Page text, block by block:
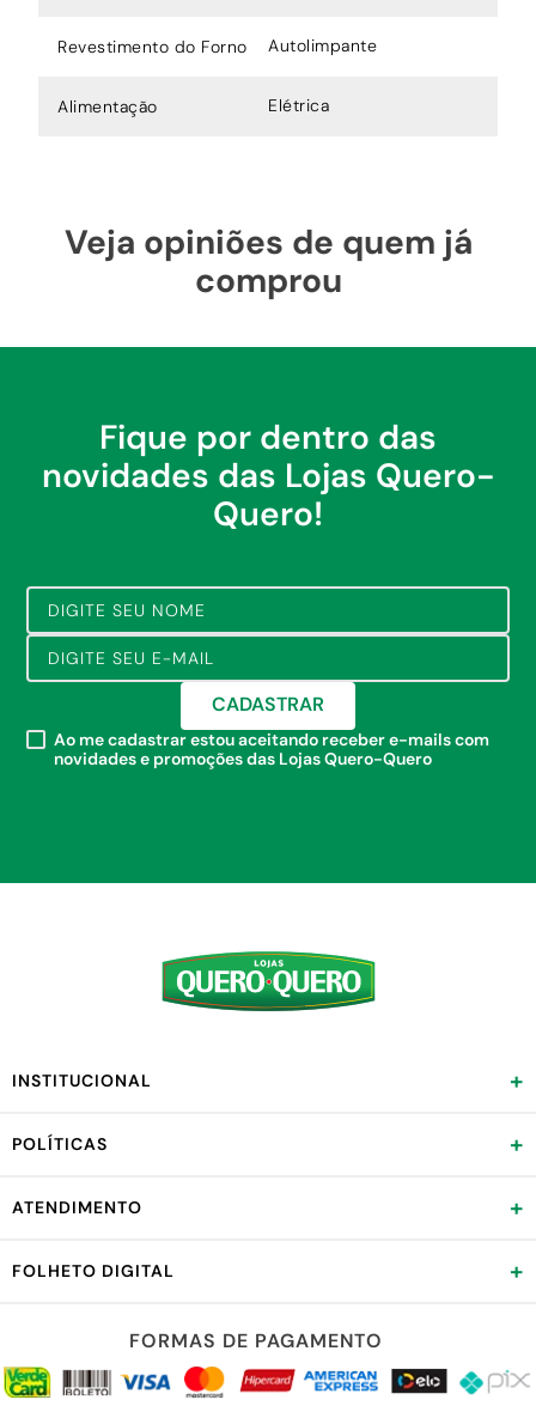
Revestimento do Forno Autolimpante
Alimentação Elétrica
Veja opiniões de quem já
comprou
Fique por dentro das
novidades das Lojas Quero-
Quero!
CADASTRAR
Ao me cadastrar estou aceitando receber e-mails com
novidades e promoções das Lojas Quero-Quero
INSTITUCIONAL +
POLÍTICAS +
ATENDIMENTO +
FOLHETO DIGITAL +
FORMAS DE PAGAMENTO